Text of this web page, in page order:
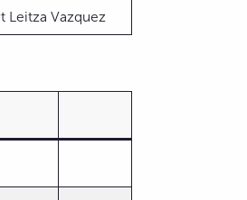
Leitza Vazquez